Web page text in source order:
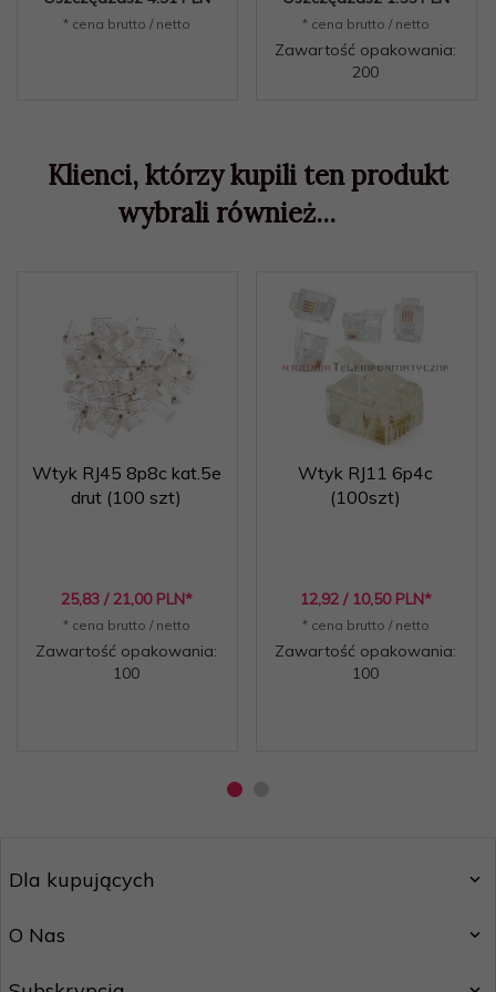
* cena brutto / netto * cena brutto / netto
Zawartość opakowania:
200
Klienci, którzy kupili ten produkt
wybrali również...
Wtyk RJ45 8p8c kat.5e
drut (100 szt)
25,83 / 21,00 PLN*
* cena brutto / netto
Zawartość opakowania:
100
Wtyk RJ11 6p4c
(100szt)
12,92 / 10,50 PLN*
* cena brutto / netto
Zawartość opakowania:
100
Dla kupujących
O Nas